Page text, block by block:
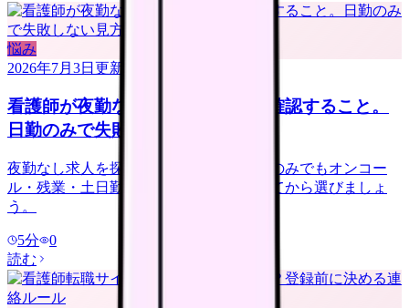
悩み
2026年7月3日 更新
看護師が夜勤なし求人を探す前に確認すること。
日勤のみで失敗しない見方
夜勤なし求人を探す看護師さんへ。日勤のみでもオンコー
ル・残業・土日勤務・年収低下を確認してから選びましょ
う。
5分
0
読む